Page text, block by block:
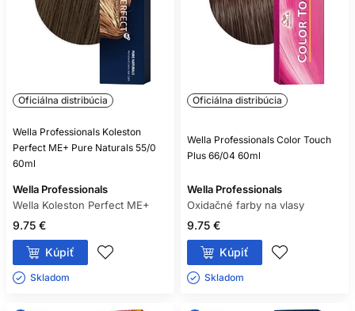
Oficiálna distribúcia
Wella Professionals Koleston
Perfect ME+ Pure Naturals 55/0
60ml
Wella Professionals
Wella Koleston Perfect ME+
9.75 €
Kúpiť
Skladom ㅤ
Oficiálna distribúcia
Wella Professionals Color Touch
Plus 66/04 60ml
Wella Professionals
Oxidačné farby na vlasy
9.75 €
Kúpiť
Skladom ㅤ